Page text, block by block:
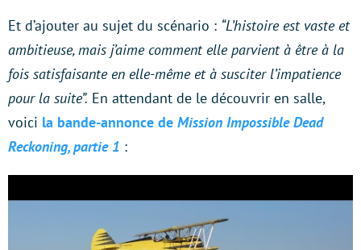
Et d’ajouter au sujet du scénario : “L’histoire est vaste et
ambitieuse, mais j’aime comment elle parvient à être à la
fois satisfaisante en elle-même et à susciter l’impatience
pour la suite”. En attendant de le découvrir en salle,
voici la bande-annonce de Mission Impossible Dead
Reckoning, partie 1 :